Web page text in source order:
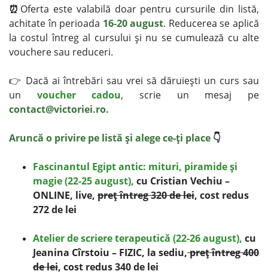
⏰ Oferta este valabilă doar pentru cursurile din listă,
achitate în perioada 16-20 august. Reducerea se aplică
la costul întreg al cursului şi nu se cumulează cu alte
vouchere sau reduceri.
👉 Dacă ai întrebări sau vrei să dăruieşti un curs sau
un voucher cadou, scrie un mesaj pe
contact@victoriei.ro.
Aruncă o privire pe listă şi alege ce-ţi place 👇
Fascinantul Egipt antic: mituri, piramide şi
magie (22-25 august), cu Cristian Vechiu –
ONLINE, live, preţ întreg 320 de lei, cost redus
272 de lei
Atelier de scriere terapeutică (22-26 august), cu
Jeanina Cîrstoiu – FIZIC, la sediu,preţ întreg 400
de lei, cost redus 340 de lei